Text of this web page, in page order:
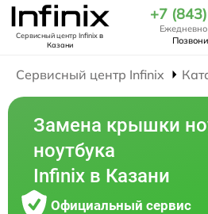
Сервисный центр Infinixв
Казани
+7
Сервисный центр Infinix
Замена крышки
ноутбука
Infinix в Казани
Официальный сервис